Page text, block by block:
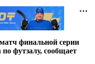
финальной серии
футзалу, сообщает